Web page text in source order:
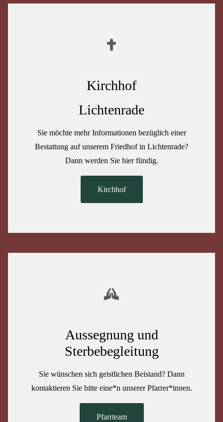
Kirchhof
Lichtenrade
Sie möchte mehr Informationen bezüglich einer
Bestattung auf unserem Friedhof in Lichtenrade?
Dann werden Sie hier fündig.
Kirchhof
Aussegnung und
Sterbebegleitung
Sie wünschen sich geistlichen Beistand? Dann
kontaktieren Sie bitte eine*n unserer Pfarrer*innen.
Pfarrteam